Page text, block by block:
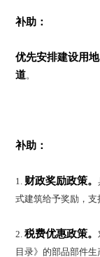
补助：
优先安排建设用
道。
补助：
1. 财政奖励政策。
式建筑给予奖励，支
2.税费优惠政策。
目录》的部品部件